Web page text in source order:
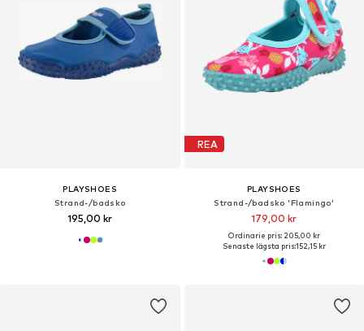
PLAYSHOES
Strand-/badsko
195,00 kr
REA
PLAYSHOES
Strand-/badsko 'Flamingo'
179,00 kr
Ordinarie pris: 205,00 kr
Senaste lägsta pris:152,15 kr